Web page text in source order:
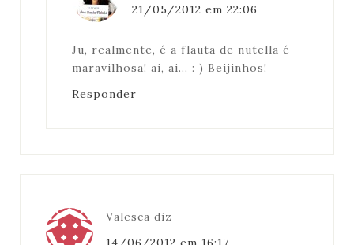
21/05/2012 em 22:06
Ju, realmente, é a flauta de nutella é
maravilhosa! ai, ai… : ) Beijinhos!
Responder
Valesca diz